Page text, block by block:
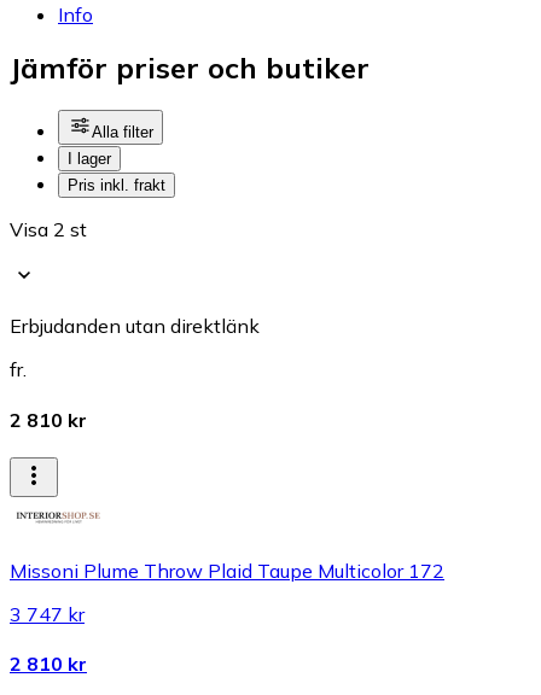
Info
Jämför priser och butiker
Alla filter
I lager
Pris inkl. frakt
Visa 2 st
Erbjudanden utan direktlänk
fr.
2 810 kr
Missoni Plume Throw Plaid Taupe Multicolor 172
3 747 kr
2 810 kr